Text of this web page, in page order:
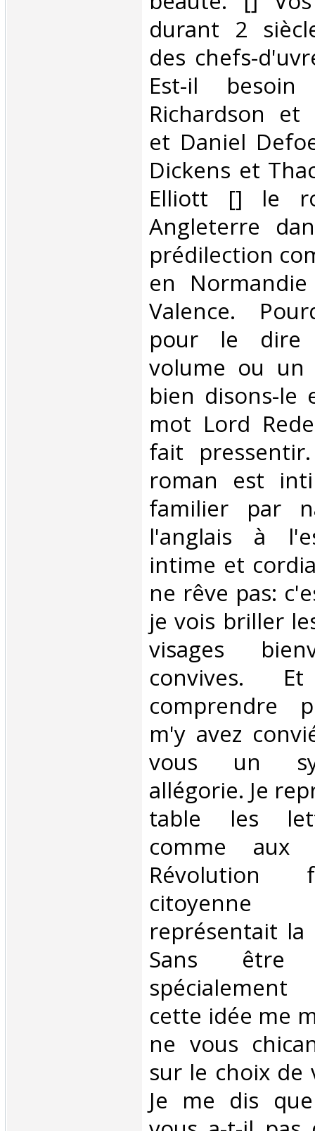
durant 2
des chefs-
Est-il
Richardson et
et Daniel
Dickens et
Elliott [] le
Angleterre
prédilection
en
Valence.
pour le
volume ou un
bien disons-le
mot Lord
fait
roman est
familier par
l'anglais à
intime et
ne rêve pas:
je vois briller
visages
convives.
comprendre
m'y avez
vous un
allégorie. Je
table les
comme
Révolution
représentait la
Sans être
cette idée me
ne vous
sur le choix de
Je me dis